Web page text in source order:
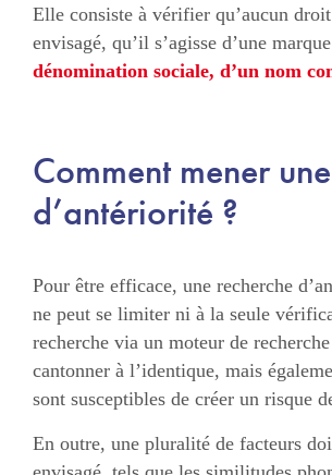
Elle consiste à vérifier qu’aucun
envisagé, qu’il s’agisse d’une
dénomination sociale, d’un nom
Comment mener
d’antériorité ?
Pour être efficace, une recherche
ne peut se limiter ni à la seule
recherche via un moteur de
cantonner à l’identique, mais
sont susceptibles de créer un risque
En outre, une pluralité de facteurs